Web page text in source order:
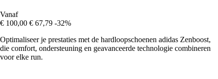
Vanaf
€ 100,00 € 67,79 -32%
Optimaliseer je prestaties met de hardloopschoenen adidas Zenboost,
die comfort, ondersteuning en geavanceerde technologie combineren
voor elke run.